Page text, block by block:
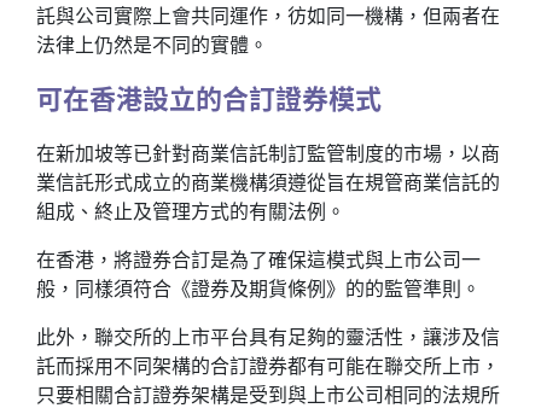
託與公司實際上會共同運作，彷如同一機構，但兩者在
法律上仍然是不同的實體。
可在香港設立的合訂證券模式
在新加坡等已針對商業信託制訂監管制度的市場，以商
業信託形式成立的商業機構須遵從旨在規管商業信託的
組成、終止及管理方式的有關法例。
在香港，將證券合訂是為了確保這模式與上市公司一
般，同樣須符合《證券及期貨條例》的的監管準則。
此外，聯交所的上市平台具有足夠的靈活性，讓涉及信
託而採用不同架構的合訂證券都有可能在聯交所上市，
只要相關合訂證券架構是受到與上市公司相同的法規所